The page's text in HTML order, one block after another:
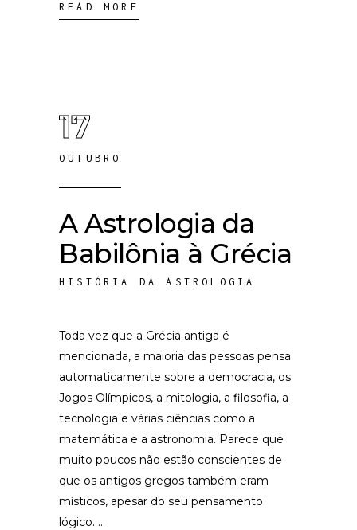
READ MORE
17
OUTUBRO
A Astrologia da
Babilônia à Grécia
HISTÓRIA DA ASTROLOGIA
Toda vez que a Grécia antiga é
mencionada, a maioria das pessoas pensa
automaticamente sobre a democracia, os
Jogos Olímpicos, a mitologia, a filosofia, a
tecnologia e várias ciências como a
matemática e a astronomia. Parece que
muito poucos não estão conscientes de
que os antigos gregos também eram
místicos, apesar do seu pensamento
lógico.